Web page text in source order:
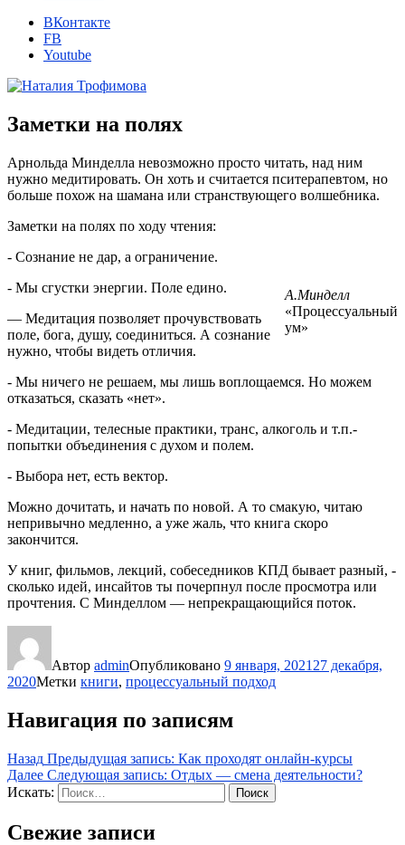
ВКонтакте
FB
Youtube
Заметки на полях
Арнольда Минделла невозможно просто читать, над ним
нужно медитировать. Он хоть и считается пситерапевтом, но
больше похож на шамана или странствующего волшебника.
Заметки на полях по ходу чтения:
А.Минделл
«Процессуальный
ум»
‐ Сознание не дар, а ограничение.
‐ Мы сгустки энергии. Поле едино.
— Медитация позволяет прочувствовать
поле, бога, душу, соединиться. А сознание
нужно, чтобы видеть отличия.
‐ Мы ничего не решаем, мы лишь воплощаемся. Но можем
отказаться, сказать «нет».
‐ Медитации, телесные практики, транс, алкоголь и т.п.-
попытки объединения с духом и полем.
‐ Выбора нет, есть вектор.
Можно дочитать, и начать по новой. А то смакую, читаю
непривычно медленно, а уже жаль, что книга скоро
закончится.
У книг, фильмов, лекций, собеседников КПД бывает разный, ‐
сколько идей, инсайтов ты почерпнул после просмотра или
прочтения. С Минделлом — непрекращающийся поток.
Автор adminОпубликовано 9 января, 2021 27 декабря,
2020Метки книги, процессуальный подход
Навигация по записям
Назад Предыдущая запись: Как проходят онлайн-курсы
Далее Следующая запись: Отдых — смена деятельности?
Искать:
Поиск
Свежие записи